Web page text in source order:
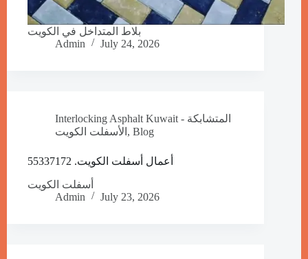
بلاط المتداخل في الكويت
Admin
July 24, 2026
Interlocking Asphalt Kuwait - المتشابكة
الأسفلت الكويت , Blog
أعمال أسفلت الكويت. 55337172
أسفلت الكويت
Admin
July 23, 2026